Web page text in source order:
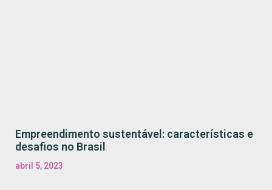
Empreendimento sustentável: características e
desafios no Brasil
abril 5, 2023